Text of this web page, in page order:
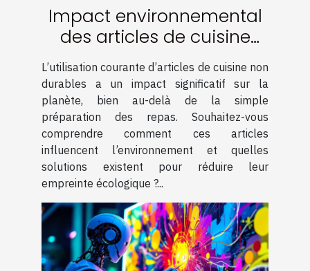
Impact environnemental
des articles de cuisine
non durables : quelle
alternative ?
L’utilisation courante d’articles de cuisine non
durables a un impact significatif sur la
planète, bien au-delà de la simple
préparation des repas. Souhaitez-vous
comprendre comment ces articles
influencent l’environnement et quelles
solutions existent pour réduire leur
empreinte écologique ?...